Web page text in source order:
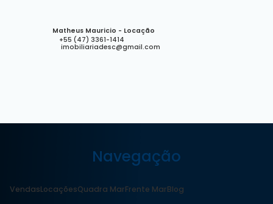
Matheus Mauricio - Locação
+55 (47) 3361-1414
imobiliariadesc@gmail.com
Navegação
VendasLocaçõesQuadra MarFrente MarBlog